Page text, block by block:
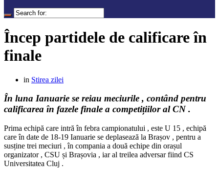
Încep partidele de calificare în
finale
in Stirea zilei
În luna Ianuarie se reiau meciurile , contând pentru
calificarea în fazele finale a competițiilor al CN .
Prima echipă care intră în febra campionatului , este U 15 , echipă
care în date de 18-19 Ianuarie se deplasează la Brașov , pentru a
susține trei meciuri , în compania a două echipe din orașul
organizator , CSU și Brașovia , iar al treilea adversar fiind CS
Universitatea Cluj .